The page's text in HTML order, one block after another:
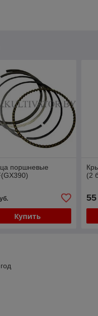
поршневые
Купить
(2
55